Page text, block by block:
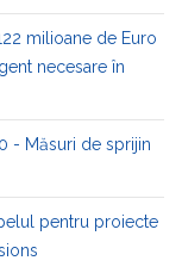
milioane de Euro
necesare în
- Măsuri de sprijin
pentru proiecte